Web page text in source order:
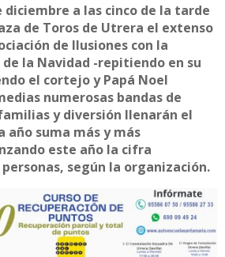
diciembre a las cinco de la tarde
de Toros de Utrera el extenso
de Ilusiones con la
de la Navidad -repitiendo en su
el cortejo y Papá Noel
numerosas bandas de
y diversión llenarán el
año suma más y más
este año la cifra
según la organización.